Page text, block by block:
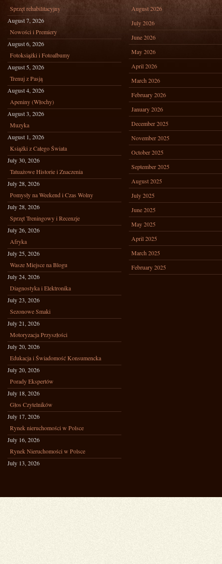
Sprzęt rehabilitacyjny
August 7, 2026
Nowości i Premiery
August 6, 2026
Fotoksiążki i Fotoalbumy
August 5, 2026
Trenuj z Pasją
August 4, 2026
Apeniny (Włochy)
August 3, 2026
Muzyka
August 1, 2026
Książki z Całego Świata
July 30, 2026
Tatuażowe Historie i Znaczenia
July 28, 2026
Pomysły na Weekend i Czas Wolny
July 28, 2026
Sprzęt Treningowy i Recenzje
July 26, 2026
Afryka
July 25, 2026
Wasze Miejsce na Blogu
July 24, 2026
Diagnostyka i Elektronika
July 23, 2026
Sezonowe Smaki
July 21, 2026
Motoryzacja Przyszłości
July 20, 2026
Edukacja i Świadomość Konsumencka
July 20, 2026
Porady Ekspertów
July 18, 2026
Głos Czytelników
July 17, 2026
Rynek nieruchomości w Polsce
July 16, 2026
Rynek Nieruchomości w Polsce
July 13, 2026
August 2026
July 2026
June 2026
May 2026
April 2026
March 2026
February 2026
January 2026
December 2025
November 2025
October 2025
September 2025
August 2025
July 2025
June 2025
May 2025
April 2025
March 2025
February 2025